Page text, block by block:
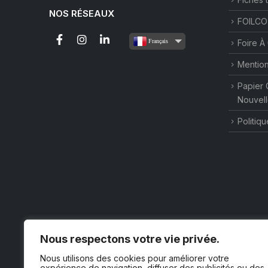
Nous respectons votre vie privée.
Nous utilisons des cookies pour améliorer votre
NOS RÉSEAUX
Français
FOILCO
Foire À
Papier